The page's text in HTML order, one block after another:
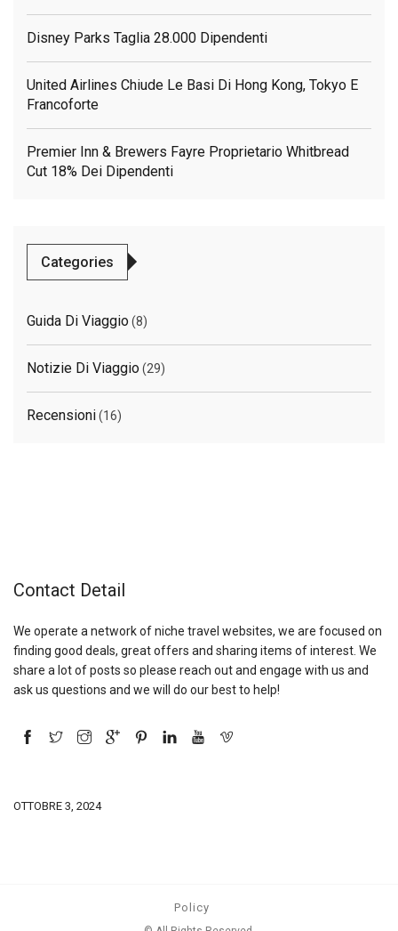
Disney Parks Taglia 28.000 Dipendenti
United Airlines Chiude Le Basi Di Hong Kong, Tokyo E
Francoforte
Premier Inn & Brewers Fayre Proprietario Whitbread
Cut 18% Dei Dipendenti
Categories
Guida Di Viaggio(8)
Notizie Di Viaggio(29)
Recensioni(16)
Contact Detail
We operate a network of niche travel websites, we are focused on
finding good deals, great offers and sharing items of interest. We
share a lot of posts so please reach out and engage with us and
ask us questions and we will do our best to help!
OTTOBRE 3, 2024
Policy